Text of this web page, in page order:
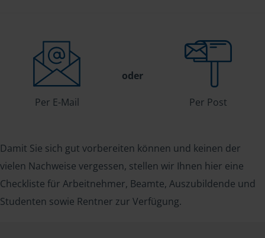
Per E-Mail
oder
Per Post
Damit Sie sich gut vorbereiten können und keinen der
vielen Nachweise vergessen, stellen wir Ihnen hier eine
Checkliste für Arbeitnehmer, Beamte, Auszubildende und
Studenten sowie Rentner zur Verfügung.